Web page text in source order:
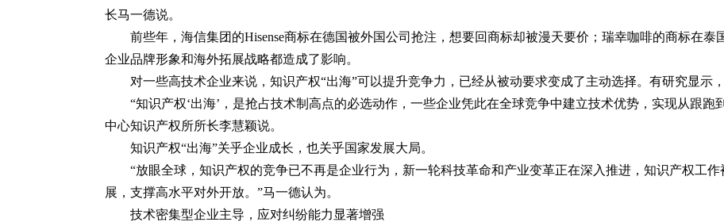
长马一德说。
前些年，海信集团的Hisense商标在德国被外国公司抢注，想要回商标却被漫天要价；瑞幸咖啡的商标在
企业品牌形象和海外拓展战略都造成了影响。
对一些高技术企业来说，知识产权“出海”可以提升竞争力，已经从被动要求变成了主动选择。有研究显示
“知识产权‘出海’，是抢占技术制高点的必选动作，一些企业凭此在全球竞争中建立技术优势，实现从跟跑
中心知识产权所所长李慧颖说。
知识产权“出海”关乎企业成长，也关乎国家发展大局。
“放眼全球，知识产权的竞争已不再是企业行为，新一轮科技革命和产业变革正在深入推进，知识产权工
展，支撑高水平对外开放。”马一德认为。
技术密集型企业主导，应对纠纷能力显著增强